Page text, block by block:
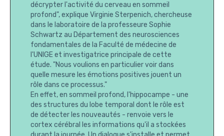
décrypter l'activité du cerveau en sommeil
profond", explique Virginie Sterpenich, chercheuse
dans le laboratoire de la professeure Sophie
Schwartz au Département des neurosciences
fondamentales de la Faculté de médecine de
l'UNIGE et investigatrice principale de cette
étude. "Nous voulions en particulier voir dans
quelle mesure les émotions positives jouent un
rôle dans ce processus."
En effet, en sommeil profond, l'hippocampe - une
des structures du lobe temporal dont le rôle est
de détecter les nouveautés - renvoie vers le
cortex cérébral les informations qu'il a stockées